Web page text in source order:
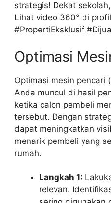
strategis! Dekat
Lihat video 360° di
#PropertiEksklusif
Optimasi
Optimasi mesin pencari
Anda muncul di hasil
ketika calon pembeli
tersebut. Dengan
dapat meningkatkan
menarik pembeli yang
rumah.
Langkah 1:
relevan.